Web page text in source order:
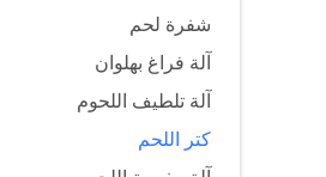
شفرة لحم
آلة فراغ بهلوان
آلة تلطيف اللحوم
كتر اللحم